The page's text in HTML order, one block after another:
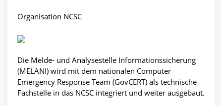
Organisation NCSC
Die Melde- und Analysestelle Informationssicherung
(MELANI) wird mit dem nationalen Computer
Emergency Response Team (GovCERT) als technische
Fachstelle in das NCSC integriert und weiter ausgebaut.